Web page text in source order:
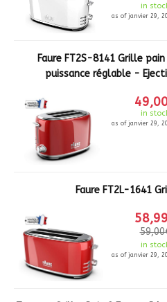
in
as of janvier 29,
Faure FT2S-8141 Grille
puissance réglable -
in
as of janvier 29,
Faure FT2L-1641
in
as of janvier 29,